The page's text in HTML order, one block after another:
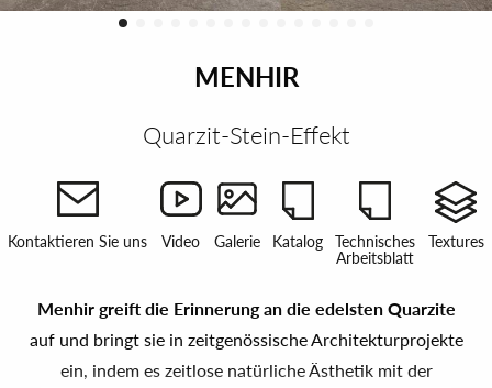
MENHIR
Quarzit-Stein-Effekt
Kontaktieren Sie uns Video Galerie Katalog
Technisches
Arbeitsblatt
Textures
Menhir greift die Erinnerung an die edelsten Quarzite
auf und bringt sie in zeitgenössische Architekturprojekte
ein, indem es zeitlose natürliche Ästhetik mit der